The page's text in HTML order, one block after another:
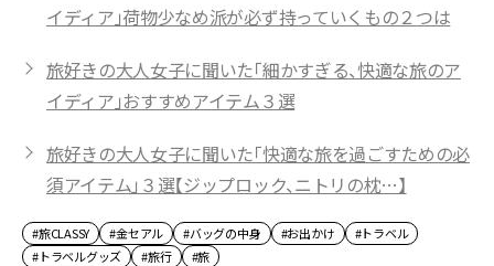
イディア」荷物少なめ派が必ず持っていくもの２つは
旅好きの大人女子に聞いた「細かすぎる、快適な旅のア
イディア」おすすめアイテム３選
旅好きの大人女子に聞いた「快適な旅を過ごすための必
須アイテム」３選【ジップロック、ニトリの枕…】
#旅CLASSY #金セアル #バッグの中身 #お出かけ
#トラベル
#トラベルグッズ
#旅行 #旅